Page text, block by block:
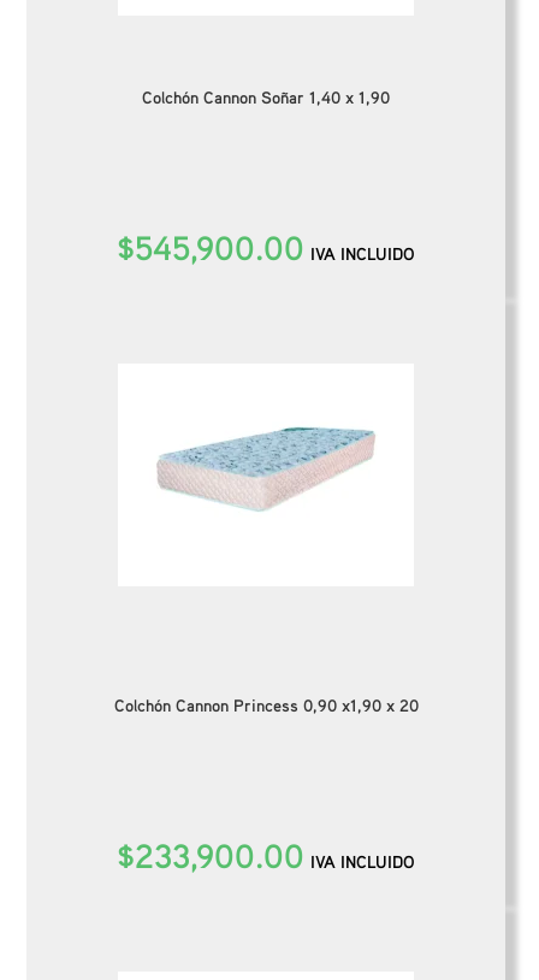
Colchón Cannon Soñar 1,40 x 1,90
$545,900.00 IVA INCLUIDO
Colchón Cannon Princess 0,90 x1,90 x 20
$233,900.00 IVA INCLUIDO